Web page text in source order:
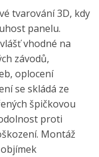
tvarování 3D, kdy
panelu.
vhodné na
závodů,
oplocení
se skládá ze
špičkovou
proti
Montáž